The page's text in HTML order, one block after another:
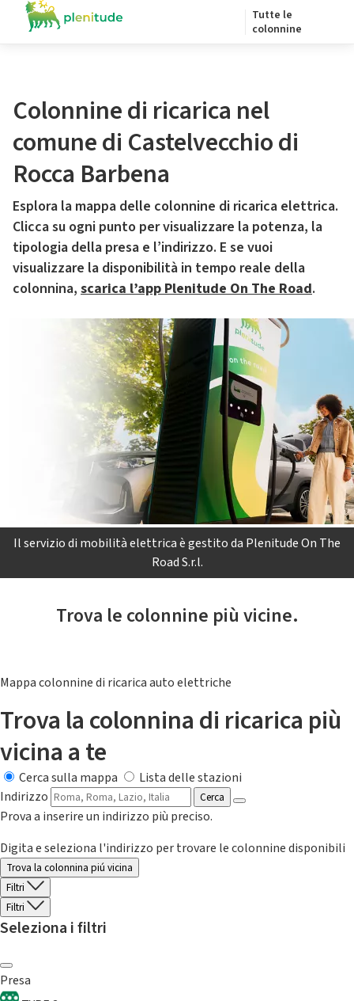
Tutte le
colonnine
Colonnine di ricarica nel
comune di Castelvecchio di
Rocca Barbena
Esplora la mappa delle colonnine di ricarica elettrica.
Clicca su ogni punto per visualizzare la potenza, la
tipologia della presa e l’indirizzo. E se vuoi
visualizzare la disponibilità in tempo reale della
colonnina, scarica l’app Plenitude On The Road.
Il servizio di mobilità elettrica è gestito da Plenitude On The
Road S.r.l.
Trova le colonnine più vicine.
Mappa colonnine di ricarica auto elettriche
Trova la colonnina di ricarica più
vicina a te
Cerca sulla mappa
Lista delle stazioni
Indirizzo
Cerca
Prova a inserire un indirizzo più preciso.
Digita e seleziona l'indirizzo per trovare le colonnine disponibili
Trova la colonnina piú vicina
Filtri
Filtri
Seleziona i filtri
Presa